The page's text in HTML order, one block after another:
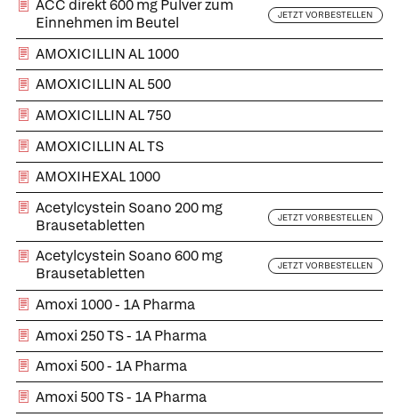
ACC direkt 600 mg Pulver zum
Einnehmen im Beutel
JETZT VORBESTELLEN
AMOXICILLIN AL 1000
AMOXICILLIN AL 500
AMOXICILLIN AL 750
AMOXICILLIN AL TS
AMOXIHEXAL 1000
Acetylcystein Soano 200 mg
Brausetabletten
JETZT VORBESTELLEN
Acetylcystein Soano 600 mg
Brausetabletten
JETZT VORBESTELLEN
Amoxi 1000 - 1A Pharma
Amoxi 250 TS - 1A Pharma
Amoxi 500 - 1A Pharma
Amoxi 500 TS - 1A Pharma